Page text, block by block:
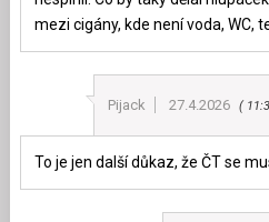
mezi cigány, kde není voda, WC,
Pijack 27.4.2026
To je jen další důkaz, že ČT se